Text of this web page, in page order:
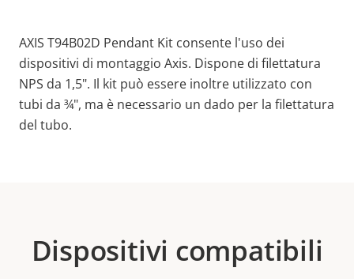
AXIS T94B02D Pendant Kit consente l'uso dei
dispositivi di montaggio Axis. Dispone di filettatura
NPS da 1,5". Il kit può essere inoltre utilizzato con
tubi da ¾", ma è necessario un dado per la filettatura
del tubo.
Dispositivi compatibili